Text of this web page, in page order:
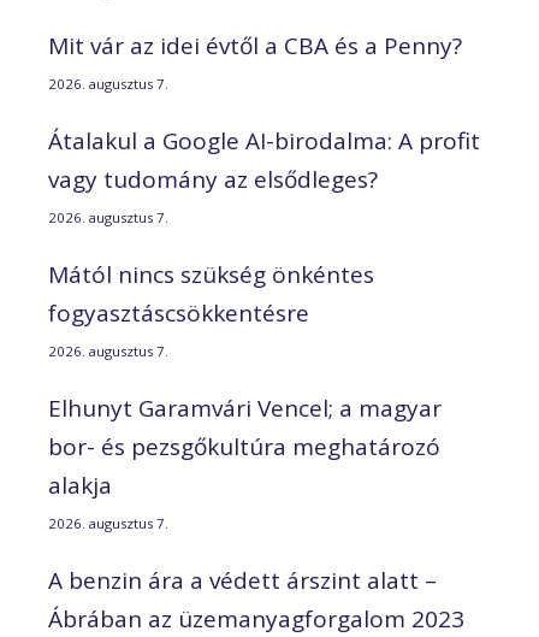
Mit vár az idei évtől a CBA és a Penny?
2026. augusztus 7.
Átalakul a Google AI-birodalma: A profit
vagy tudomány az elsődleges?
2026. augusztus 7.
Mától nincs szükség önkéntes
fogyasztáscsökkentésre
2026. augusztus 7.
Elhunyt Garamvári Vencel; a magyar
bor- és pezsgőkultúra meghatározó
alakja
2026. augusztus 7.
A benzin ára a védett árszint alatt –
Ábrában az üzemanyagforgalom 2023